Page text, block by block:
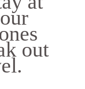
out